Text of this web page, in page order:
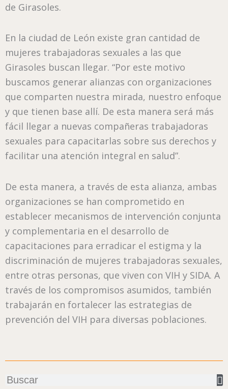
de Girasoles.
En la ciudad de León existe gran cantidad de
mujeres trabajadoras sexuales a las que
Girasoles buscan llegar. “Por este motivo
buscamos generar alianzas con organizaciones
que comparten nuestra mirada, nuestro enfoque
y que tienen base allí. De esta manera será más
fácil llegar a nuevas compañeras trabajadoras
sexuales para capacitarlas sobre sus derechos y
facilitar una atención integral en salud”.
De esta manera, a través de esta alianza, ambas
organizaciones se han comprometido en
establecer mecanismos de intervención conjunta
y complementaria en el desarrollo de
capacitaciones para erradicar el estigma y la
discriminación de mujeres trabajadoras sexuales,
entre otras personas, que viven con VIH y SIDA. A
través de los compromisos asumidos, también
trabajarán en fortalecer las estrategias de
prevención del VIH para diversas poblaciones.
Buscar